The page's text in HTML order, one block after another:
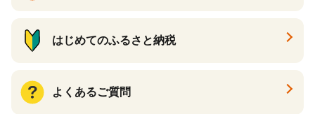
はじめてのふるさと納税
よくあるご質問